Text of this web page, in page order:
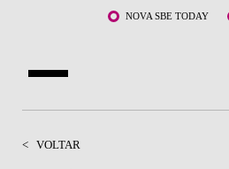
Saltar para o conteúdo principalNOVA SBE TODAY
< VOLTAR